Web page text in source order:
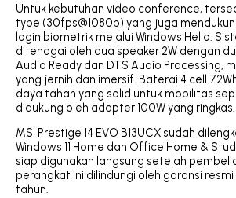
Untuk kebutuhan video conference,
type (30fps@1080p) yang juga
login biometrik melalui Windows Hello.
ditenagai oleh dua speaker 2W dengan
Audio Ready dan DTS Audio Processing,
yang jernih dan imersif. Baterai 4 cell
daya tahan yang solid untuk mobilitas
didukung oleh adapter 100W yang ringkas.
MSI Prestige 14 EVO B13UCX sudah
Windows 11 Home dan Office Home &
siap digunakan langsung setelah
perangkat ini dilindungi oleh garansi resmi
tahun.